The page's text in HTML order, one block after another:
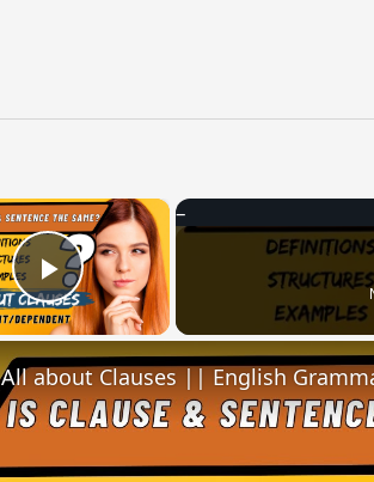
×
Play Video
All about Clauses || English